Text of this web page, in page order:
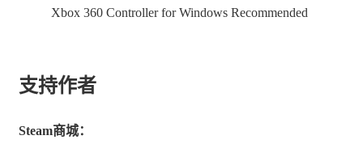
Xbox 360 Controller for Windows Recommended
支持作者
Steam商城：